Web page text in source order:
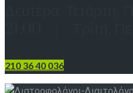
210 36 40 036